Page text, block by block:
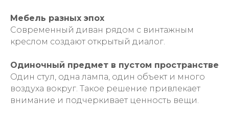
Мебель разных эпох
Современный диван рядом с винтажным
креслом создают открытый диалог.
Одиночный предмет в пустом пространстве
Один стул, одна лампа, один объект и много
воздуха вокруг. Такое решение привлекает
внимание и подчеркивает ценность вещи.